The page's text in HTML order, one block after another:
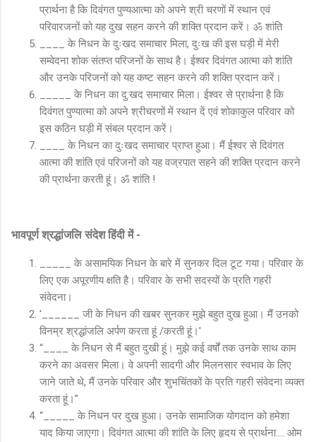
प्रार्थना है कि दिवंगत पुण्यआत्मा को अपने श्री चरणों में स्थान एवं
परिवारजनों को यह दुख सहन करने की शक्ति प्रदान करें। ॐ शांति
____ के निधन के दुःखद समाचार मिला, दुःख की इस घड़ी में मेरी
सम्वेदना शोक संतप्त परिजनों के साथ है। ईश्वर दिवंगत आत्मा को शांति
और उनके परिजनों को यह कष्ट सहन करने की शक्ति प्रदान करें।
_____ के निधन का दु:खद समाचार मिला। ईश्वर से प्रार्थना है कि
दिवंगत पुण्यात्मा को अपने श्रीचरणों में स्थान दें एवं शोकाकुल परिवार को
इस कठिन घड़ी में संबल प्रदान करें।
____ के निधन का दुःखद समाचार प्राप्त हुआ। मैं ईश्वर से दिवंगत
आत्मा की शांति एवं परिजनों को यह वज्रपात सहने की शक्ति प्रदान करने
की प्रार्थना करती हूं। ॐ शांति !
भावपूर्ण श्रद्धांजलि संदेश हिंदी में -
_____ के असामयिक निधन के बारे में सुनकर दिल टूट गया। परिवार के
लिए एक अपूरणीय क्षति है। परिवार के सभी सदस्यों के प्रति गहरी
संवेदना।
'______ जी के निधन की खबर सुनकर मुझे बहुत दुख हुआ। मैं उनको
विनम्र श्रद्धांजलि अर्पण करता हूं /करती हूं।'
“____ के निधन से मैं बहुत दुखी हूं। मुझे कई वर्षों तक उनके साथ काम
करने का अवसर मिला। वे अपनी सादगी और मिलनसार स्‍वभाव के लिए
जाने जाते थे, मैं उनके परिवार और शुभचिंतकों के प्रति गहरी संवेदना व्‍यक्‍त
करता हूं।”
“_____ के निधन पर दुख हुआ। उनके सामाजिक योगदान को हमेशा
याद किया जाएगा। दिवंगत आत्मा की शांति के लिए हृदय से प्रार्थना.... ओम